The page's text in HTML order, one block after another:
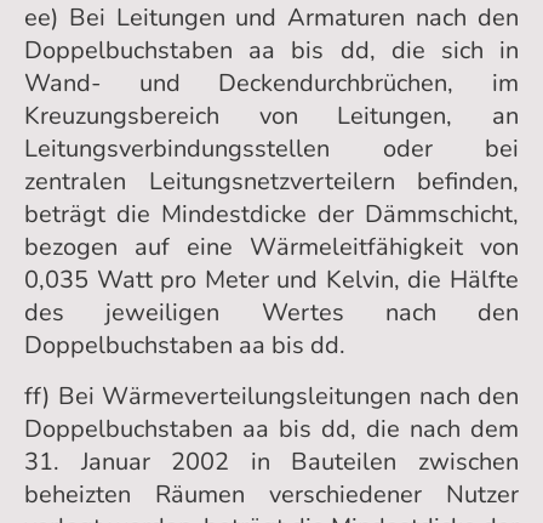
ee) Bei Leitungen und Armaturen nach den
Doppelbuchstaben aa bis dd, die sich in
Wand- und Deckendurchbrüchen, im
Kreuzungsbereich von Leitungen, an
Leitungsverbindungsstellen oder bei
zentralen Leitungsnetzverteilern befinden,
beträgt die Mindestdicke der Dämmschicht,
bezogen auf eine Wärmeleitfähigkeit von
0,035 Watt pro Meter und Kelvin, die Hälfte
des jeweiligen Wertes nach den
Doppelbuchstaben aa bis dd.
ff) Bei Wärmeverteilungsleitungen nach den
Doppelbuchstaben aa bis dd, die nach dem
31. Januar 2002 in Bauteilen zwischen
beheizten Räumen verschiedener Nutzer